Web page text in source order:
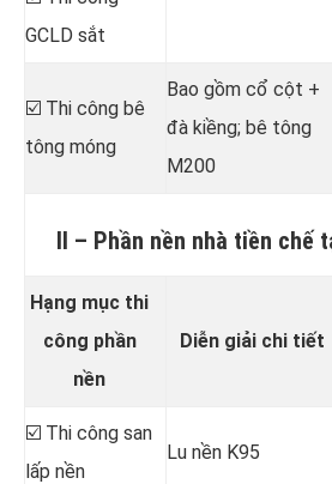
GCLD sắt
☑️ Thi công bê
tông móng
Bao gồm cổ cột +
đà kiềng; bê tông
M200
II – Phần nền nhà tiền chế
Hạng mục thi
công phần
nền
Diễn giải chi tiết
☑️ Thi công san
lấp nền
Lu nền K95